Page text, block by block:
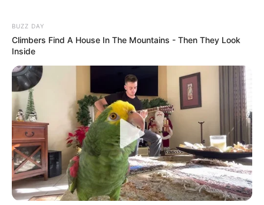
BUZZ DAY
Climbers Find A House In The Mountains - Then They Look
Inside